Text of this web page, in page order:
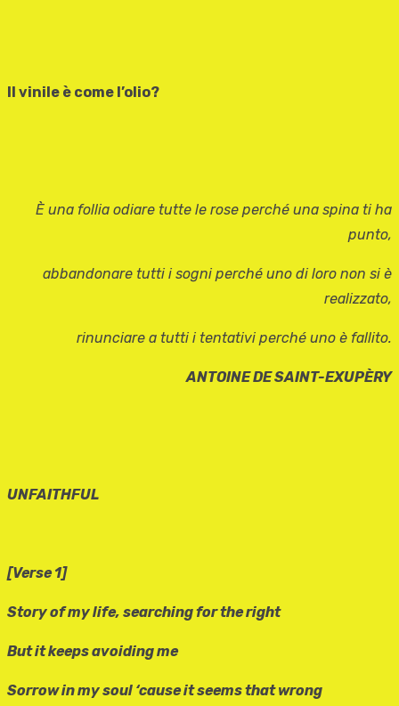
Il vinile è come l’olio?
È una follia odiare tutte le rose perché una spina ti ha
punto,
abbandonare tutti i sogni perché uno di loro non si è
realizzato,
rinunciare a tutti i tentativi perché uno è fallito.
ANTOINE DE SAINT-EXUPÈRY
UNFAITHFUL
[Verse 1]
Story of my life, searching for the right
But it keeps avoiding me
Sorrow in my soul ‘cause it seems that wrong